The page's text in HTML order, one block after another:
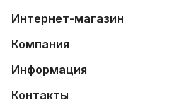
Интернет-магазин
Компания
Информация
Контакты